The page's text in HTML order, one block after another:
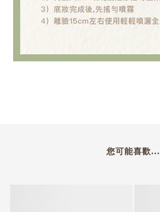
您可能喜歡...